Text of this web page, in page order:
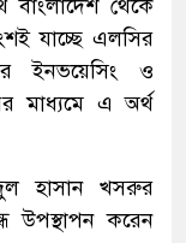
বাংলাদেশ থেকে
যাচ্ছে এলসির
ইনভয়েসিং ও
মাধ্যমে এ অর্থ
হাসান খসরুর
উপস্থাপন করেন